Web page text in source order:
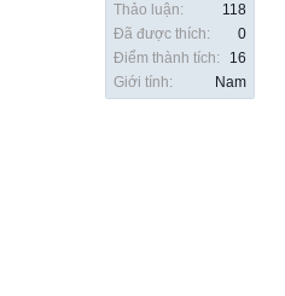
Thảo luận:
118
Đã được thích:
0
Điểm thành tích:
16
Giới tính:
Nam